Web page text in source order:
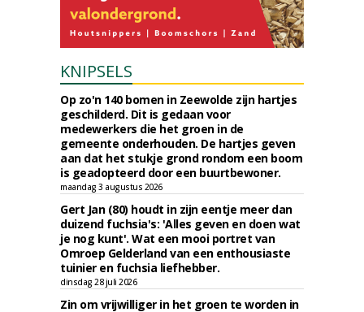
KNIPSELS
Op zo'n 140 bomen in Zeewolde zijn hartjes
geschilderd. Dit is gedaan voor
medewerkers die het groen in de
gemeente onderhouden. De hartjes geven
aan dat het stukje grond rondom een boom
is geadopteerd door een buurtbewoner.
maandag 3 augustus 2026
Gert Jan (80) houdt in zijn eentje meer dan
duizend fuchsia's: 'Alles geven en doen wat
je nog kunt'. Wat een mooi portret van
Omroep Gelderland van een enthousiaste
tuinier en fuchsia liefhebber.
dinsdag 28 juli 2026
Zin om vrijwilliger in het groen te worden in